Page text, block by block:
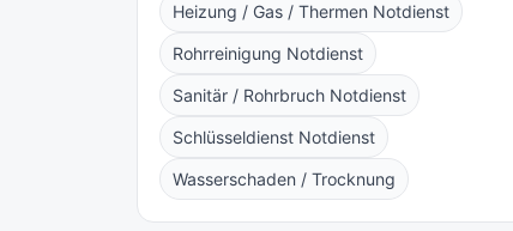
Heizung / Gas / Thermen Notdienst
Rohrreinigung Notdienst
Sanitär / Rohrbruch Notdienst
Schlüsseldienst Notdienst
Wasserschaden / Trocknung